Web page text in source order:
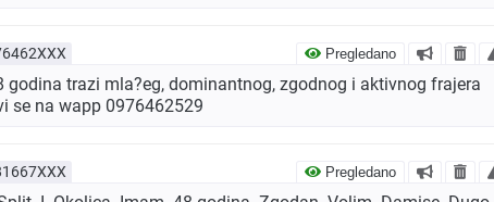
Pregledano
godina trazi mla?eg, dominantnog, zgodnog i aktivnog frajera
se na wapp 0976462529
Pregledano